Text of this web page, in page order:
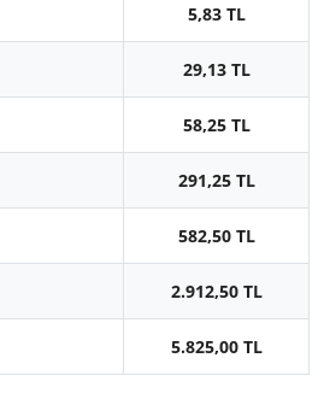
5,83 TL
29,13 TL
58,25 TL
291,25 TL
582,50 TL
2.912,50 TL
5.825,00 TL